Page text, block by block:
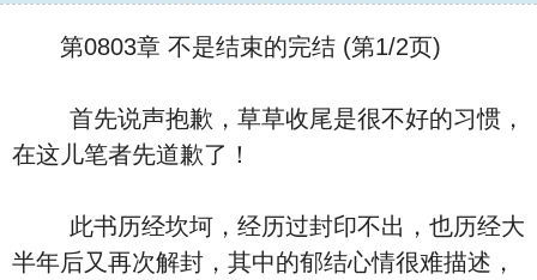
第0803章 不是结束的完结 (第1/2页)
首先说声抱歉，草草收尾是很不好的习惯，
在这儿笔者先道歉了！
此书历经坎坷，经历过封印不出，也历经大
半年后又再次解封，其中的郁结心情很难描述，